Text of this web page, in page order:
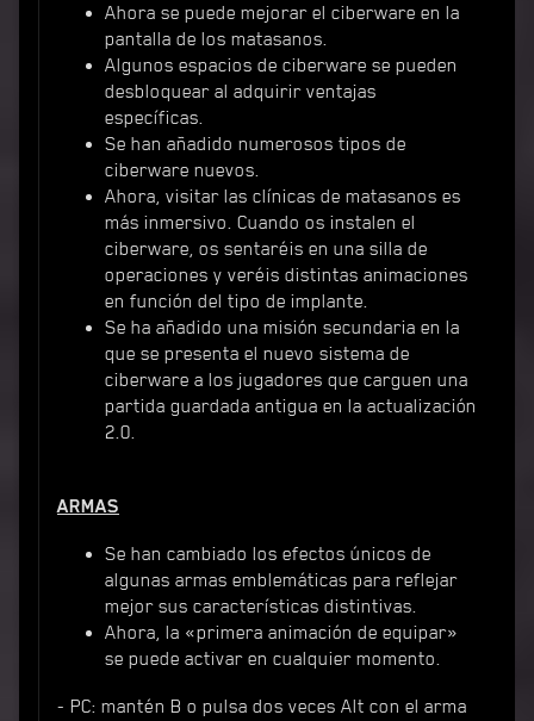
Ahora se puede mejorar el ciberware en la
pantalla de los matasanos.
Algunos espacios de ciberware se pueden
desbloquear al adquirir ventajas
específicas.
Se han añadido numerosos tipos de
ciberware nuevos.
Ahora, visitar las clínicas de matasanos es
más inmersivo. Cuando os instalen el
ciberware, os sentaréis en una silla de
operaciones y veréis distintas animaciones
en función del tipo de implante.
Se ha añadido una misión secundaria en la
que se presenta el nuevo sistema de
ciberware a los jugadores que carguen una
partida guardada antigua en la actualización
2.0.
ARMAS
Se han cambiado los efectos únicos de
algunas armas emblemáticas para reflejar
mejor sus características distintivas.
Ahora, la «primera animación de equipar»
se puede activar en cualquier momento.
- PC: mantén B o pulsa dos veces Alt con el arma